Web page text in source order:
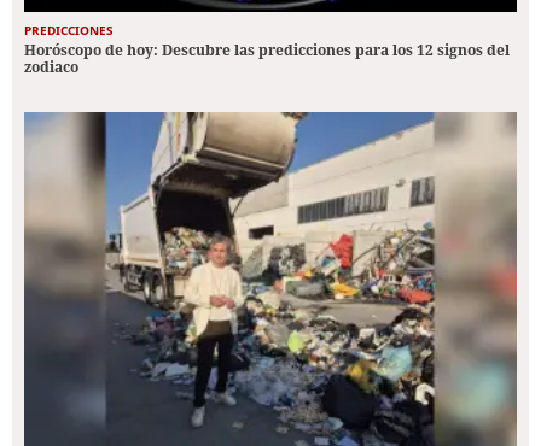
PREDICCIONES
Horóscopo de hoy: Descubre las predicciones para los 12 signos del
zodiaco